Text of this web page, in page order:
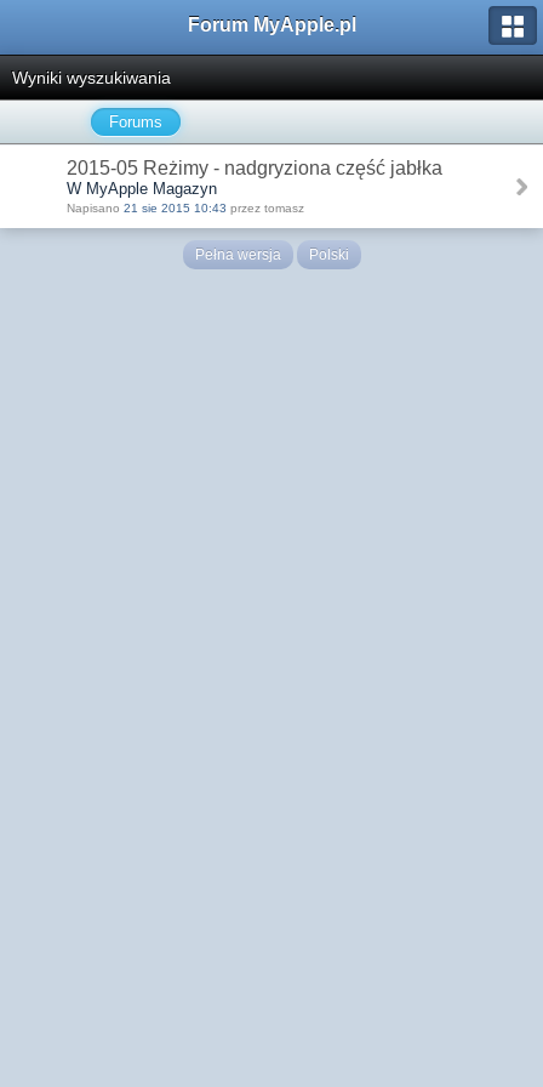
Forum MyApple.pl
Wyniki wyszukiwania
Forums
2015-05 Reżimy - nadgryziona część jabłka
W MyApple Magazyn
Napisano 21 sie 2015 10:43 przez tomasz
Pełna wersja Polski